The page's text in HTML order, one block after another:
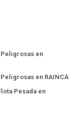
en
en RAINCA
Pesada en